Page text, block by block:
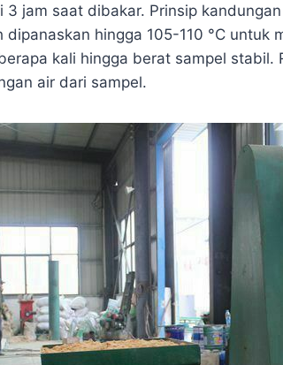
jam saat dibakar. Prinsip
dipanaskan hingga 105-110 °C
kali hingga berat sampel
air dari sampel.